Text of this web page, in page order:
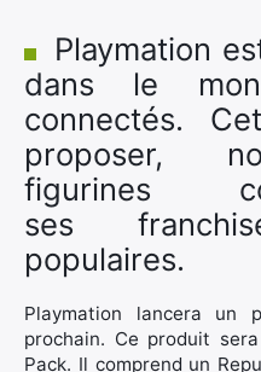
Playmation
dans le
connectés.
proposer,
figurines
ses
populaires.
Playmation lancera un
prochain. Ce produit
Pack. Il comprend un